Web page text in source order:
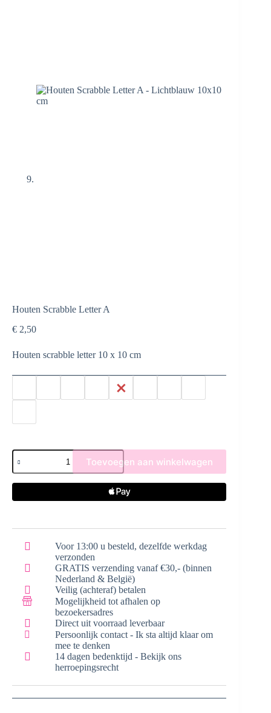
Houten Scrabble Letter A
€ 2,50
Houten scrabble letter 10 x 10 cm
Houten
Scrabble
Letter
A
Toevoegen aan winkelwagen
Voor 13:00 u besteld, dezelfde werkdag
verzonden
GRATIS verzending vanaf €30,- (binnen
Nederland & België)
Veilig (achteraf) betalen
Mogelijkheid tot afhalen op
bezoekersadres
Direct uit voorraad leverbaar
Persoonlijk contact - Ik sta altijd klaar om
mee te denken
14 dagen bedenktijd - Bekijk ons
herroepingsrecht